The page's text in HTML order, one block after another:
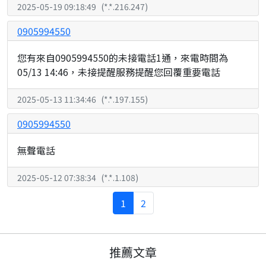
2025-05-19 09:18:49 (*.*.216.247)
0905994550
您有來自0905994550的未接電話1通，來電時間為
05/13 14:46，未接提醒服務提醒您回覆重要電話
2025-05-13 11:34:46 (*.*.197.155)
0905994550
無聲電話
2025-05-12 07:38:34 (*.*.1.108)
1 2
推薦文章